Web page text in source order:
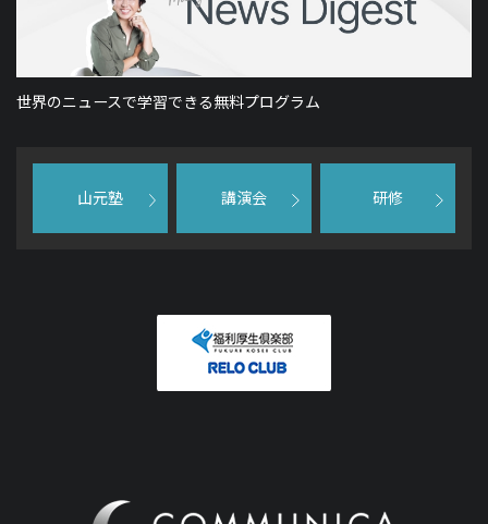
世界のニュースで学習できる無料プログラム
山元塾 講演会 研修